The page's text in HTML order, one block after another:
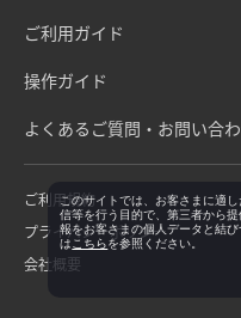
ご利用ガイド
操作ガイド
よくあるご質問・お問い合
ご利用規約
プライバシーポリシー
会社概要
このサイトでは、お客さまに適
信等を行う目的で、第三者から
報をお客さまの個人データと結
は こちらを参照ください。